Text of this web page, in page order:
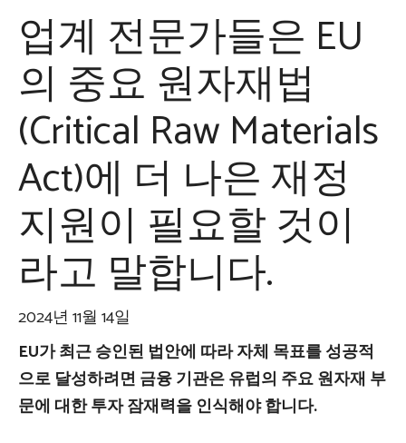
업계 전문가들은 EU
의 중요 원자재법
(Critical Raw Materials
Act)에 더 나은 재정
지원이 필요할 것이
라고 말합니다.
2024년 11월 14일
EU가 최근 승인된 법안에 따라 자체 목표를 성공적
으로 달성하려면 금융 기관은 유럽의 주요 원자재 부
문에 대한 투자 잠재력을 인식해야 합니다.